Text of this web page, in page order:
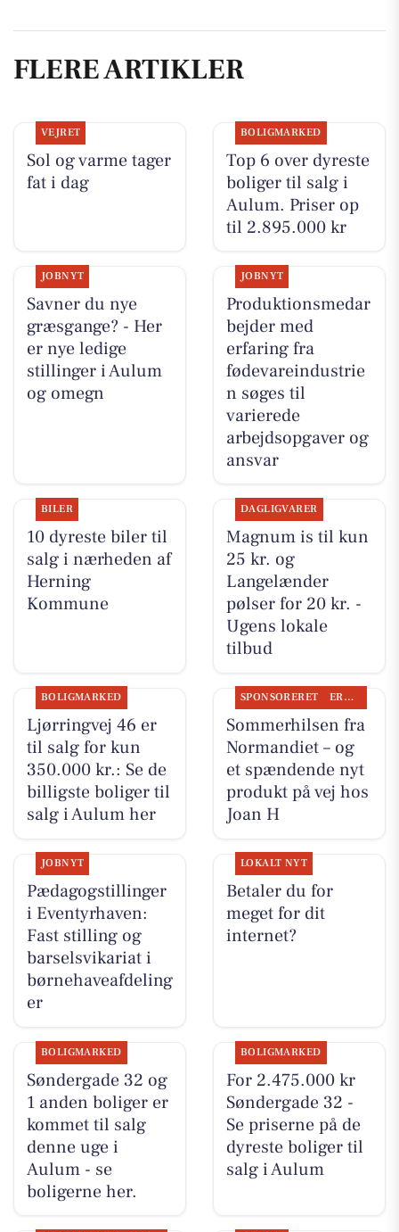
FLERE ARTIKLER
VEJRET
Sol og varme tager
fat i dag
BOLIGMARKED
Top 6 over dyreste
boliger til salg i
Aulum. Priser op
til 2.895.000 kr
JOBNYT
Savner du nye
græsgange? - Her
er nye ledige
stillinger i Aulum
og omegn
JOBNYT
Produktionsmedar
bejder med
erfaring fra
fødevareindustrie
n søges til
varierede
arbejdsopgaver og
ansvar
BILER
10 dyreste biler til
salg i nærheden af
Herning
Kommune
DAGLIGVARER
Magnum is til kun
25 kr. og
Langelænder
pølser for 20 kr. -
Ugens lokale
tilbud
BOLIGMARKED
Ljørringvej 46 er
til salg for kun
350.000 kr.: Se de
billigste boliger til
salg i Aulum her
SPONSORERET ERHVERV
Sommerhilsen fra
Normandiet – og
et spændende nyt
produkt på vej hos
Joan H
JOBNYT
Pædagogstillinger
i Eventyrhaven:
Fast stilling og
barselsvikariat i
børnehaveafdeling
er
LOKALT NYT
Betaler du for
meget for dit
internet?
BOLIGMARKED
Søndergade 32 og
1 anden boliger er
kommet til salg
denne uge i
Aulum - se
boligerne her.
BOLIGMARKED
For 2.475.000 kr
Søndergade 32 -
Se priserne på de
dyreste boliger til
salg i Aulum